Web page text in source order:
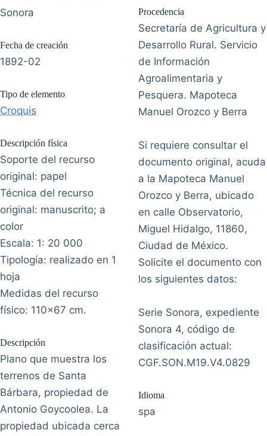
Sonora
Fecha de creación
1892-02
Tipo de elemento
Croquis
Descripción física
Soporte del recurso
original: papel
Técnica del recurso
original: manuscrito; a
color
Escala: 1: 20 000
Tipología: realizado en 1
hoja
Medidas del recurso
físico: 110x67 cm.
Descripción
Plano que muestra los
terrenos de Santa
Bárbara, propiedad de
Antonio Goycoolea. La
propiedad ubicada cerca
Procedencia
Secretaría de Agricultura y
Desarrollo Rural. Servicio
de Información
Agroalimentaria y
Pesquera. Mapoteca
Manuel Orozco y Berra
Si requiere consultar el
documento original, acuda
a la Mapoteca Manuel
Orozco y Berra, ubicado
en calle Observatorio,
Miguel Hidalgo, 11860,
Ciudad de México.
Solicite el documento con
los siguientes datos:
Serie Sonora, expediente
Sonora 4, código de
clasificación actual:
CGF.SON.M19.V4.0829
Idioma
spa